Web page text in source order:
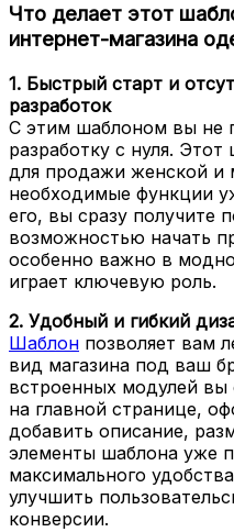
Что делает этот
интернет-магазина
1. Быстрый старт и
разработок
С этим шаблоном вы не
разработку с нуля.
для продажи женской
необходимые функции
его, вы сразу получите
возможностью начать
особенно важно в
играет ключевую роль.
2. Удобный и гибкий
Шаблон позволяет вам
вид магазина под ваш
встроенных модулей
на главной странице,
добавить описание,
элементы шаблона уже
максимального
улучшить
конверсии.